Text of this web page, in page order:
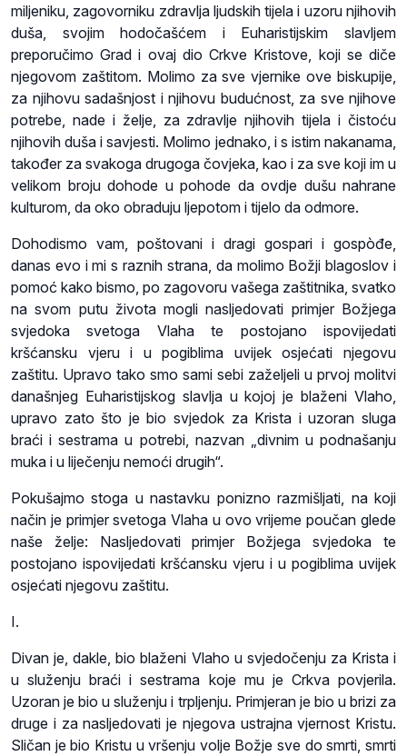
miljeniku, zagovorniku zdravlja ljudskih tijela i uzoru njihovih
duša, svojim hodočašćem i Euharistijskim slavljem
preporučimo Grad i ovaj dio Crkve Kristove, koji se diče
njegovom zaštitom. Molimo za sve vjernike ove biskupije,
za njihovu sadašnjost i njihovu budućnost, za sve njihove
potrebe, nade i želje, za zdravlje njihovih tijela i čistoću
njihovih duša i savjesti. Molimo jednako, i s istim nakanama,
također za svakoga drugoga čovjeka, kao i za sve koji im u
velikom broju dohode u pohode da ovdje dušu nahrane
kulturom, da oko obraduju ljepotom i tijelo da odmore.
Dohodismo vam, poštovani i dragi gospari i gospòđe,
danas evo i mi s raznih strana, da molimo Božji blagoslov i
pomoć kako bismo, po zagovoru vašega zaštitnika, svatko
na svom putu života mogli nasljedovati primjer Božjega
svjedoka svetoga Vlaha te postojano ispovijedati
kršćansku vjeru i u pogiblima uvijek osjećati njegovu
zaštitu. Upravo tako smo sami sebi zaželjeli u prvoj molitvi
današnjeg Euharistijskog slavlja u kojoj je blaženi Vlaho,
upravo zato što je bio svjedok za Krista i uzoran sluga
braći i sestrama u potrebi, nazvan „divnim u podnašanju
muka i u liječenju nemoći drugih“.
Pokušajmo stoga u nastavku ponizno razmišljati, na koji
način je primjer svetoga Vlaha u ovo vrijeme poučan glede
naše želje: Nasljedovati primjer Božjega svjedoka te
postojano ispovijedati kršćansku vjeru i u pogiblima uvijek
osjećati njegovu zaštitu.
I.
Divan je, dakle, bio blaženi Vlaho u svjedočenju za Krista i
u služenju braći i sestrama koje mu je Crkva povjerila.
Uzoran je bio u služenju i trpljenju. Primjeran je bio u brizi za
druge i za nasljedovati je njegova ustrajna vjernost Kristu.
Sličan je bio Kristu u vršenju volje Božje sve do smrti, smrti